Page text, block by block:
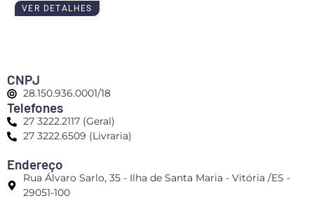
VER DETALHES
CNPJ
28.150.936.0001/18
Telefones
27 3222.2117 (Geral)
27 3222.6509 (Livraria)
Endereço
Rua Álvaro Sarlo, 35 - Ilha de Santa Maria - Vitória /ES -
29051-100